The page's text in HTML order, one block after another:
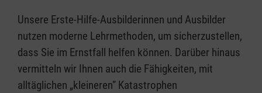
Unsere Erste-Hilfe-Ausbilderinnen und Ausbilder
nutzen moderne Lehrmethoden, um sicherzustellen,
dass Sie im Ernstfall helfen können. Darüber hinaus
vermitteln wir Ihnen auch die Fähigkeiten, mit
alltäglichen „kleineren” Katastrophen